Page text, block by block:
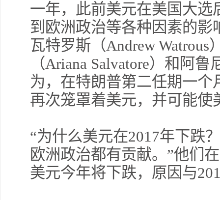
一年，此前美元在美国大
到欧洲政治等各种因素的影
瓦特罗斯（Andrew
（Ariana Salvatore）和阿
为，在特朗普第二任期一
再次笼罩着美元，并可能
“为什么美元在2017年下跌
欧洲政治都有贡献。”他们
美元今年将下跌，原因与